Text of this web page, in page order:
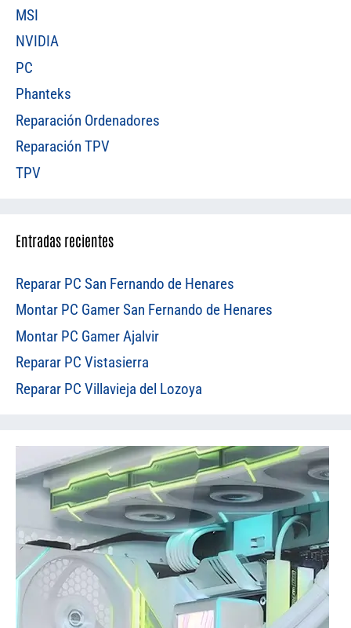
MSI
NVIDIA
PC
Phanteks
Reparación Ordenadores
Reparación TPV
TPV
Entradas recientes
Reparar PC San Fernando de Henares
Montar PC Gamer San Fernando de Henares
Montar PC Gamer Ajalvir
Reparar PC Vistasierra
Reparar PC Villavieja del Lozoya